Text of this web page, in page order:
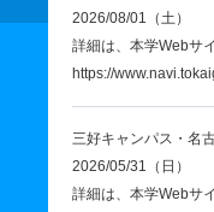
2026/08/01（土）
詳細は、本学Webサ
https://
三好キャンパス・名
2026/05/31（日）
詳細は、本学Webサ